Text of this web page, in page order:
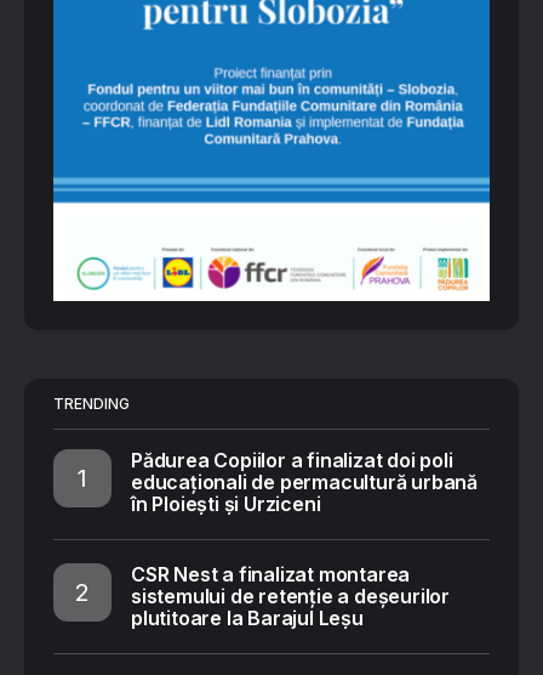
TRENDING
Pădurea Copiilor a finalizat doi poli
educaționali de permacultură urbană
în Ploiești și Urziceni
CSR Nest a finalizat montarea
sistemului de retenție a deșeurilor
plutitoare la Barajul Leșu